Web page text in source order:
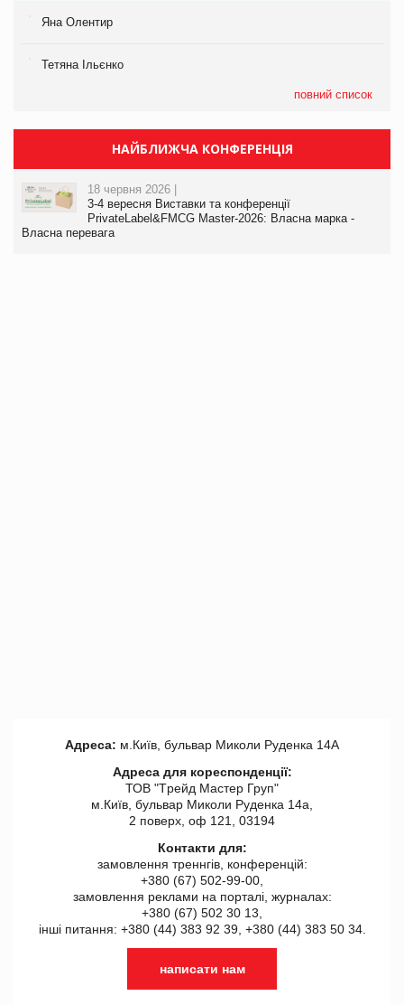
Яна Олентир
Тетяна Ільєнко
повний список
НАЙБЛИЖЧА КОНФЕРЕНЦІЯ
18 червня 2026 |
3-4 вересня Виставки та конференції
PrivateLabel&FMCG Master-2026: Власна марка -
Власна перевага
Адреса: м.Київ, бульвар Миколи Руденка 14А
Адреса для кореспонденції:
ТОВ "Tрейд Мастер Груп"
м.Київ, бульвар Миколи Руденка 14а,
2 поверх, оф 121, 03194
Контакти для:
замовлення треннгів, конференцій:
+380 (67) 502-99-00,
замовлення реклами на порталі, журналах:
+380 (67) 502 30 13,
інші питання: +380 (44) 383 92 39, +380 (44) 383 50 34.
написати нам